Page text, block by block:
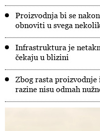
Proizvodnja bi se
obnoviti u svega
Infrastruktura je
čekaju u blizini
Zbog rasta
razine nisu odmah